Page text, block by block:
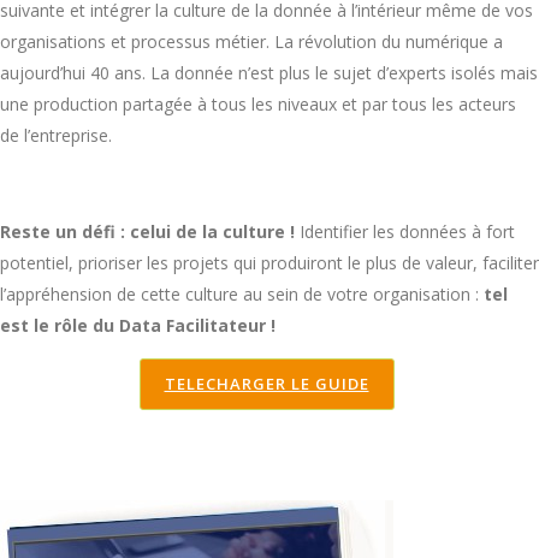
suivante et intégrer la culture de la donnée à l’intérieur même de vos
organisations et processus métier. La révolution du numérique a
aujourd’hui 40 ans. La donnée n’est plus le sujet d’experts isolés mais
une production partagée à tous les niveaux et par tous les acteurs
de l’entreprise.
Reste un défi : celui de la culture ! Identifier les données à fort
potentiel, prioriser les projets qui produiront le plus de valeur, faciliter
l’appréhension de cette culture au sein de votre organisation : tel
est le rôle du Data Facilitateur !
TELECHARGER LE GUIDE